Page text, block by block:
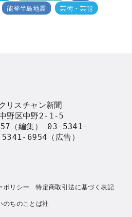
能登半島地震
芸術・芸能
リスチャン新聞
野区中野2-1-5
（編集） 03-5341-
6954（広告）
ポリシー
特定商取引法に基づく表記
のちのことば社